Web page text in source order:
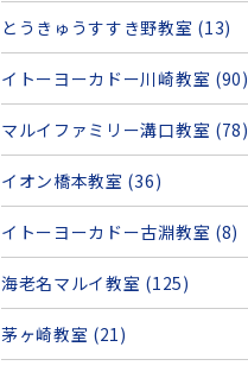
とうきゅうすすき野教室 (13)
イトーヨーカドー川崎教室 (90)
マルイファミリー溝口教室 (78)
イオン橋本教室 (36)
イトーヨーカドー古淵教室 (8)
海老名マルイ教室 (125)
茅ヶ崎教室 (21)